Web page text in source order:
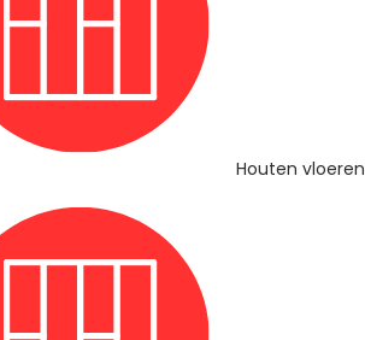
Houten vloeren